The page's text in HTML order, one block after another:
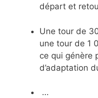
départ et
Une tour de
une tour de 1
ce qui génère
d’adaptation
…